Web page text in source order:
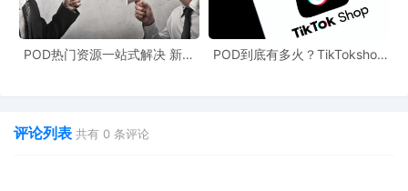
POD热门资源一站式解决 新手
POD到底有多火？TikTokshop
评论列表 共有 0 条评论